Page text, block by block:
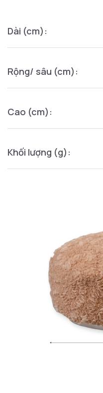
Dài (cm):
Rộng/ sâu (cm):
Cao (cm):
Khối lượng (g):